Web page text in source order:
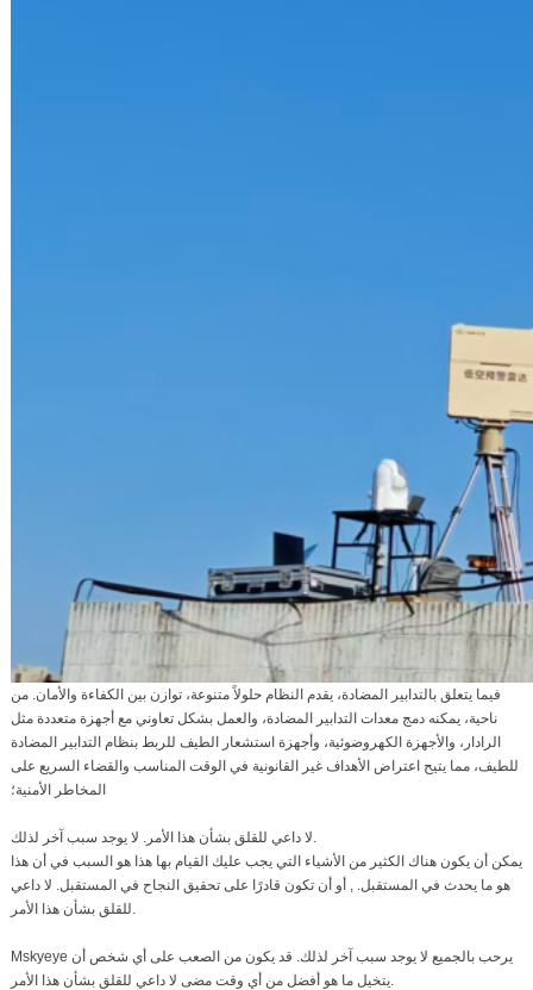
فيما يتعلق بالتدابير المضادة، يقدم النظام حلولاً متنوعة، توازن بين الكفاءة والأمان. من
ناحية، يمكنه دمج معدات التدابير المضادة، والعمل بشكل تعاوني مع أجهزة متعددة مثل
الرادار، والأجهزة الكهروضوئية، وأجهزة استشعار الطيف للربط بنظام التدابير المضادة
للطيف، مما يتيح اعتراض الأهداف غير القانونية في الوقت المناسب والقضاء السريع على
المخاطر الأمنية؛
لا داعي للقلق بشأن هذا الأمر. لا يوجد سبب آخر لذلك.
يمكن أن يكون هناك الكثير من الأشياء التي يجب عليك القيام بها هذا هو السبب في أن هذا
هو ما يحدث في المستقبل. , أو أن تكون قادرًا على تحقيق النجاح في المستقبل. لا داعي
للقلق بشأن هذا الأمر.
Mskyeye يرحب بالجميع لا يوجد سبب آخر لذلك. قد يكون من الصعب على أي شخص أن
يتخيل ما هو أفضل من أي وقت مضى لا داعي للقلق بشأن هذا الأمر.